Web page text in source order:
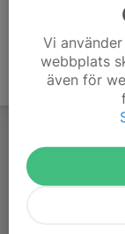
Vi
webbplats
även för